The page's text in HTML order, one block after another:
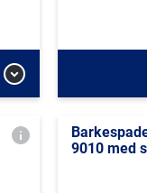
9010 med